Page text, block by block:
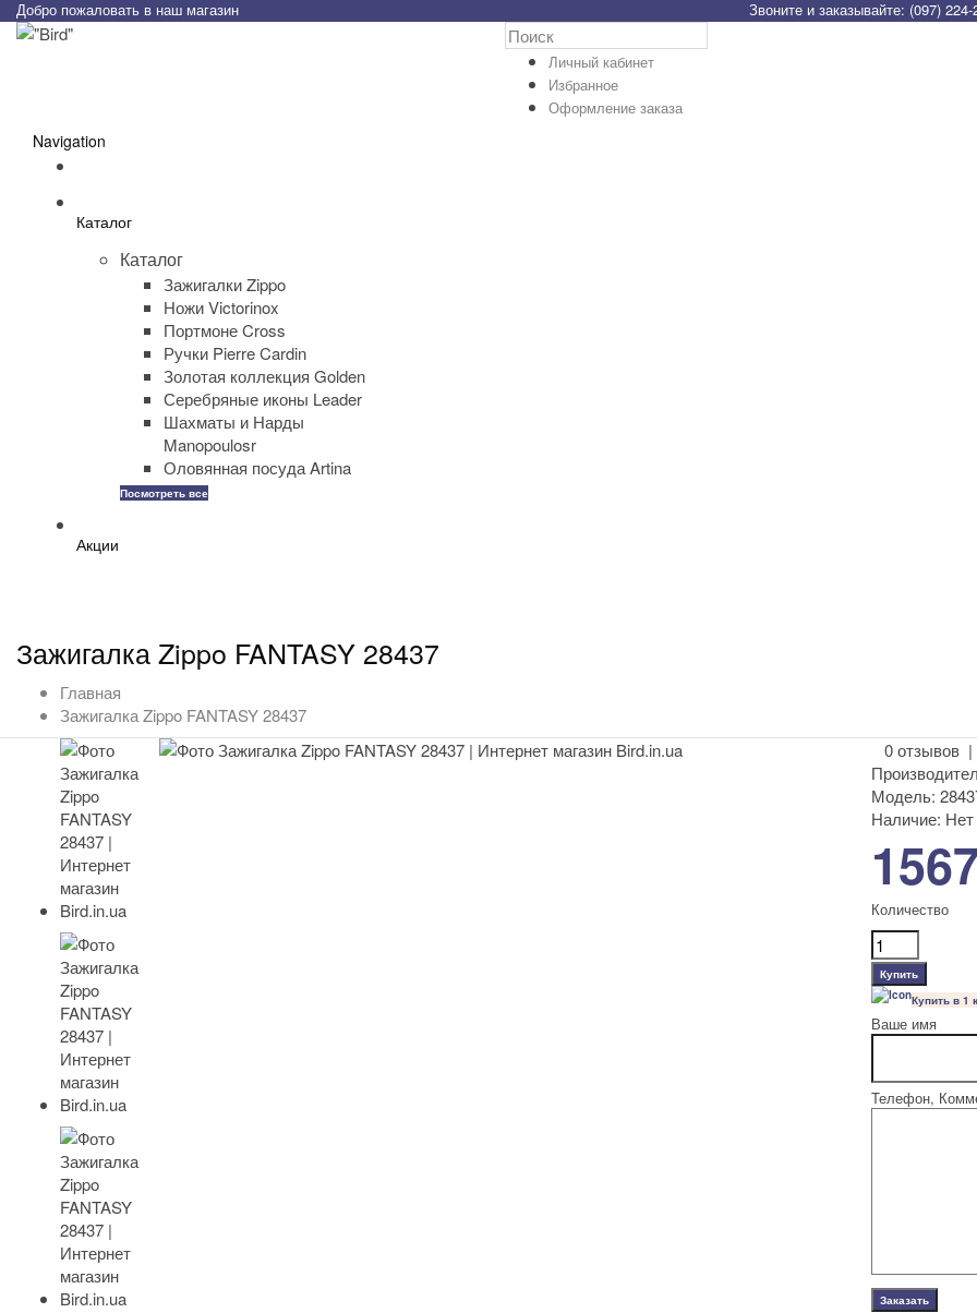
Добро пожаловать в наш магазин Звоните и заказывайте: (097) 224-
Личный кабинет
Избранное
Оформление заказа
Navigation
Каталог
Каталог
Зажигалки Zippo
Ножи Victorinox
Портмоне Cross
Ручки Pierre Cardin
Золотая коллекция Golden
Серебряные иконы Leader
Шахматы и Нарды
Manopoulosr
Оловянная посуда Artina
Посмотреть все
Акции
Зажигалка Zippo FANTASY 28437
Главная
Зажигалка Zippo FANTASY 28437
0 отзывов |
Модель:
Наличие:
Количество
Купить в 1
Ваше имя
Телефон,